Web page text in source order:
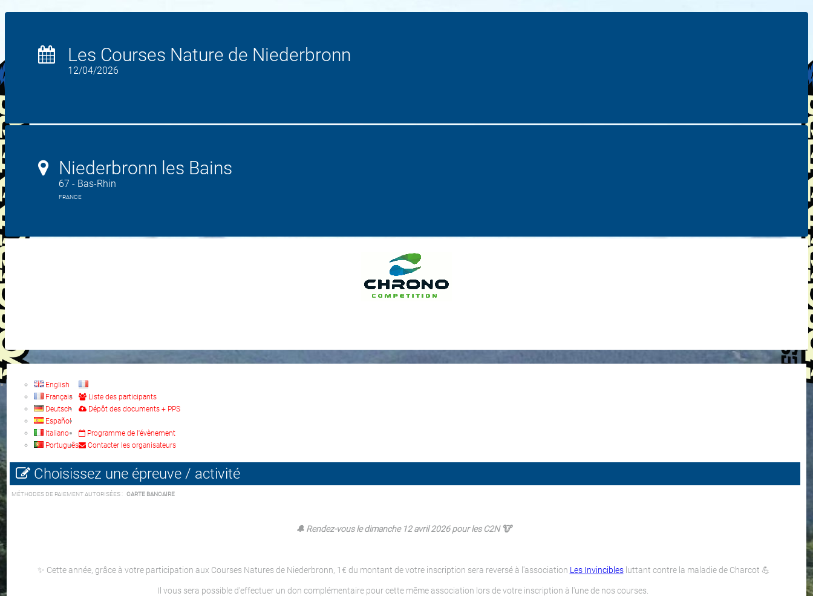
Les Courses Nature de Niederbronn
12/04/2026
Niederbronn les Bains
67 - Bas-Rhin
FRANCE
English
Français
Deutsch
Español
Italiano
Português
Liste des participants
Dépôt des documents + PPS
Programme de l'évènement
Contacter les organisateurs
Choisissez une épreuve / activité
MÉTHODES DE PAIEMENT AUTORISÉES : CARTE BANCAIRE
🔔 Rendez-vous le dimanche 12 avril 2026 pour les C2N 🐮
✨ Cette année, grâce à votre participation aux Courses Natures de Niederbronn, 1€ du montant de votre inscription sera reversé à l'association Les Invinciblesluttant contre la maladie de Charcot 💪
Il vous sera possible d'effectuer un don complémentaire pour cette même association lors de votre inscription à l'une de nos courses.